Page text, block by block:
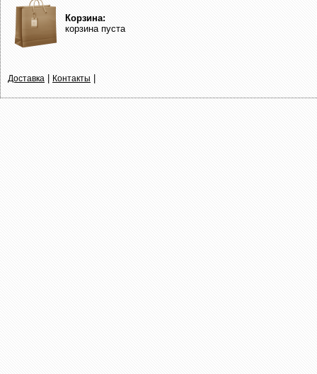
Корзина:
корзина пуста
Доставка Контакты